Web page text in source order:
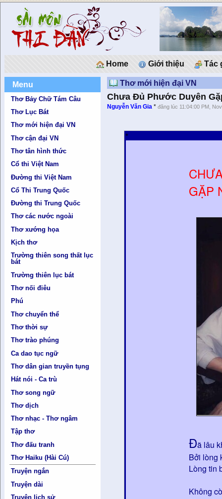
Home Giới thiệu Tác
Menu
Thơ Bảy Chữ Tám Câu
Thơ Lục Bát
Thơ mới hiện đại VN
Thơ cận đại VN
Thơ tân hình thức
Cổ thi Việt Nam
Đường thi Việt Nam
Cổ Thi Trung Quốc
Đường thi Trung Quốc
Thơ các nước ngoài
Thơ xướng họa
Kịch thơ
Trường thiên song thất lục
bát
Trường thiên lục bát
Thơ nối điêu
Phú
Thơ chuyển thể
Thơ thời sự
Thơ trào phúng
Ca dao tục ngữ
Thơ dân gian truyền tụng
Hát nói - Ca trù
Thơ song ngữ
Thơ dịch
Thơ nhạc - Thơ ngâm
Tập thơ
Thơ đấu tranh
Thơ Haiku (Hài Cú)
Truyện ngắn
Truyện dài
Truyện lịch sử
Thơ mới hiện đại VN
Chưa Đủ Phước Duyên
Nguyễn Văn Gia *đăng lúc 11:04:00 PM,
*
GẶP
Đã lâu
Bởi lòng
Lòng tin
Không